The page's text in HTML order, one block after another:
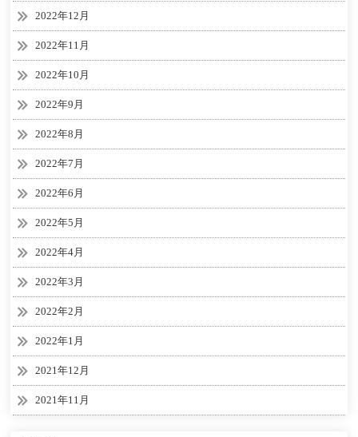
2022年12月
2022年11月
2022年10月
2022年9月
2022年8月
2022年7月
2022年6月
2022年5月
2022年4月
2022年3月
2022年2月
2022年1月
2021年12月
2021年11月